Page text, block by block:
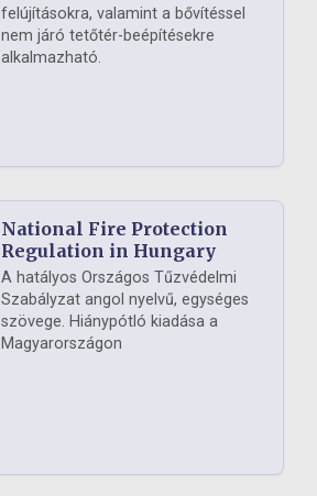
felújításokra, valamint a bővítéssel
nem járó tetőtér-beépítésekre
alkalmazható.
National Fire Protection
Regulation in Hungary
A hatályos Országos Tűzvédelmi
Szabályzat angol nyelvű, egységes
szövege. Hiánypótló kiadása a
Magyarországon